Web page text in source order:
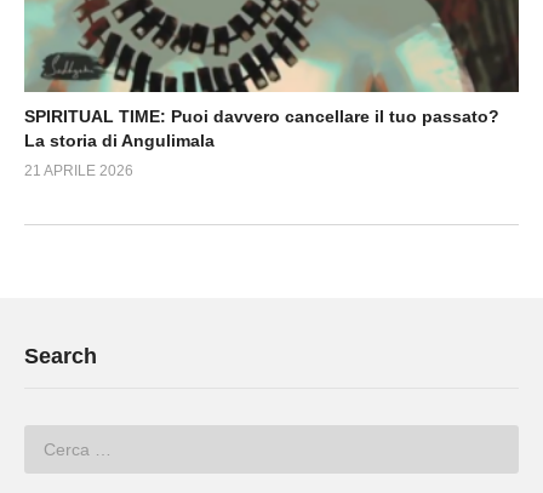
SPIRITUAL TIME: Puoi davvero cancellare il tuo passato?
La storia di Angulimala
21 APRILE 2026
Search